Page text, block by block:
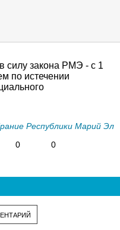
силу закона РМЭ - с 1
по истечении
Республики Марий Эл
0
0